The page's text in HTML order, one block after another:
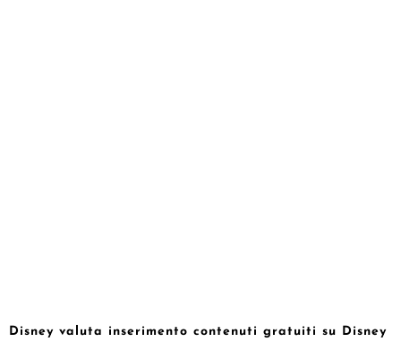
Disney valuta inserimento contenuti gratuiti su Disney